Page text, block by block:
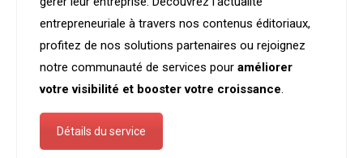
entrepreneuriale à travers nos contenus éditoriaux,
profitez de nos solutions partenaires ou rejoignez
notre communauté de services pour améliorer
votre visibilité et booster votre croissance.
Détails du service